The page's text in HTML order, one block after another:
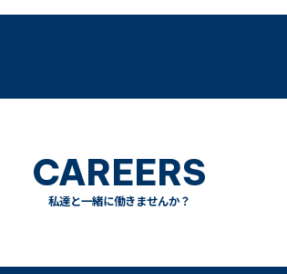
CAREERS
私達と一緒に働きませんか？